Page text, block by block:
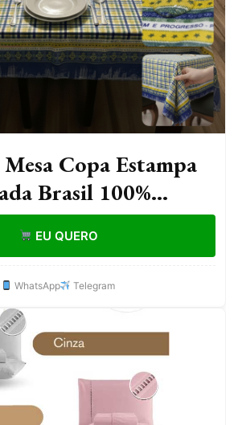
Copa Estampa
Brasil 100%
Decorativa Festa
EU QUERO
WhatsApp Telegram